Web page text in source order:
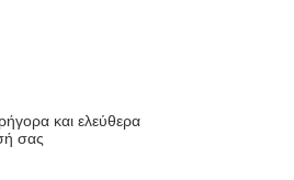
και ελεύθερα
σας